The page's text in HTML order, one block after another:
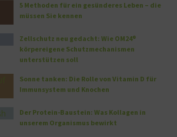
5 Methoden für ein gesünderes Leben – die
müssen Sie kennen
Zellschutz neu gedacht: Wie OM24®
körpereigene Schutzmechanismen
unterstützen soll
Sonne tanken: Die Rolle von Vitamin D für
Immunsystem und Knochen
Der Protein-Baustein: Was Kollagen in
unserem Organismus bewirkt